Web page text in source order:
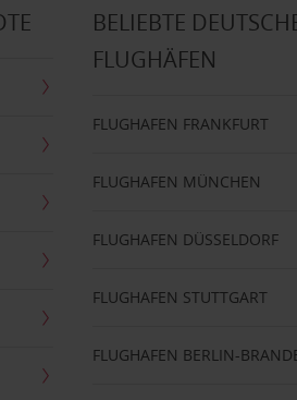
BELIEBTE
FLUGHÄFEN
FLUGHAFEN FRANKFURT
FLUGHAFEN MÜNCHEN
FLUGHAFEN DÜSSELDORF
FLUGHAFEN STUTTGART
FLUGHAFEN BERLIN-